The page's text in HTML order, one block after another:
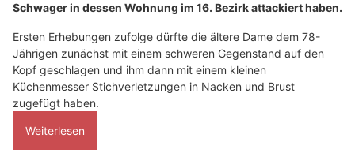
Schwager in dessen Wohnung im 16. Bezirk attackiert haben.
Ersten Erhebungen zufolge dürfte die ältere Dame dem 78-
Jährigen zunächst mit einem schweren Gegenstand auf den
Kopf geschlagen und ihm dann mit einem kleinen
Küchenmesser Stichverletzungen in Nacken und Brust
zugefügt haben.
Weiterlesen